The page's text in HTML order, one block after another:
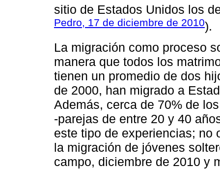
sitio de Estados Unidos los
Pedro, 17 de diciembre de 2010).
La migración como proceso
manera que todos los
tienen un promedio de dos
de 2000, han migrado a
Además, cerca de 70% de
-parejas de entre 20 y 40
este tipo de experiencias; no
la migración de jóvenes
campo, diciembre de 2010 y